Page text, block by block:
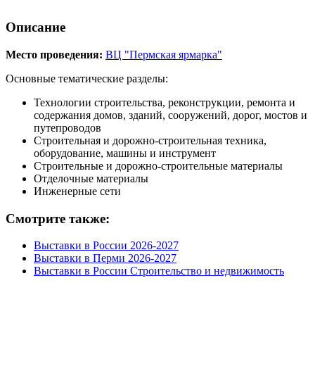
Описание
Место проведения: ВЦ "Пермская ярмарка"
Основные тематические разделы:
Технологии строительства, реконструкции, ремонта и
содержания домов, зданий, сооружений, дорог, мостов и
путепроводов
Строительная и дорожно-строительная техника,
оборудование, машины и инструмент
Строительные и дорожно-строительные материалы
Отделочные материалы
Инженерные сети
Смотрите также:
Выставки в России 2026-2027
Выставки в Перми 2026-2027
Выставки в России Строительство и недвижимость